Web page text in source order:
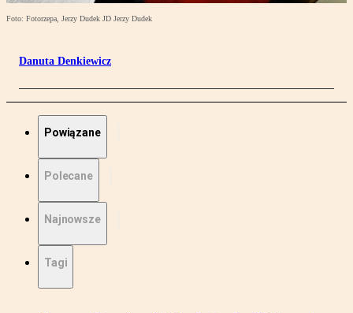
Foto: Fotorzepa, Jerzy Dudek JD Jerzy Dudek
Danuta Denkiewicz
Powiązane
Polecane
Najnowsze
Tagi